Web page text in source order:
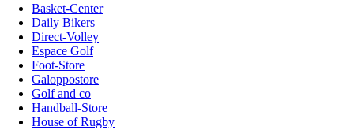
Basket-Center
Daily Bikers
Direct-Volley
Espace Golf
Foot-Store
Galoppostore
Golf and co
Handball-Store
House of Rugby